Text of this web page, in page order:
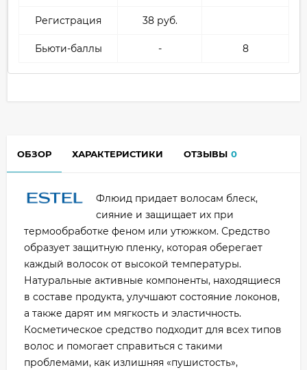
Регистрация 38 руб.
Бьюти-баллы - 8
ОБЗОР ХАРАКТЕРИСТИКИ ОТЗЫВЫ 0
Флюид придает волосам блеск,
сияние и защищает их при
термообработке феном или утюжком. Средство
образует защитную пленку, которая оберегает
каждый волосок от высокой температуры.
Натуральные активные компоненты, находящиеся
в составе продукта, улучшают состояние локонов,
а также дарят им мягкость и эластичность.
Косметическое средство подходит для всех типов
волос и помогает справиться с такими
проблемами, как излишняя «пушистость»,